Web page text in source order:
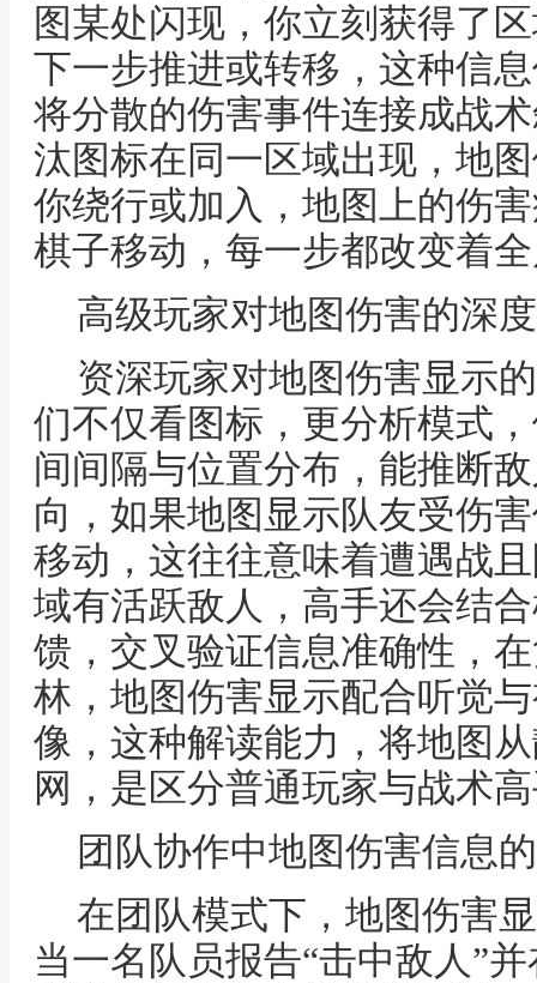
图某处闪现，你立刻获得了
下一步推进或转移，这种信
将分散的伤害事件连接成战
汰图标在同一区域出现，地
你绕行或加入，地图上的伤
棋子移动，每一步都改变着
高级玩家对地图伤害的深
资深玩家对地图伤害显示
们不仅看图标，更分析模式
间间隔与位置分布，能推断
向，如果地图显示队友受伤
移动，这往往意味着遭遇战
域有活跃敌人，高手还会结
馈，交叉验证信息准确性，
林，地图伤害显示配合听觉
像，这种解读能力，将地图
网，是区分普通玩家与战术
团队协作中地图伤害信息
在团队模式下，地图伤害
当一名队员报告“击中敌人”